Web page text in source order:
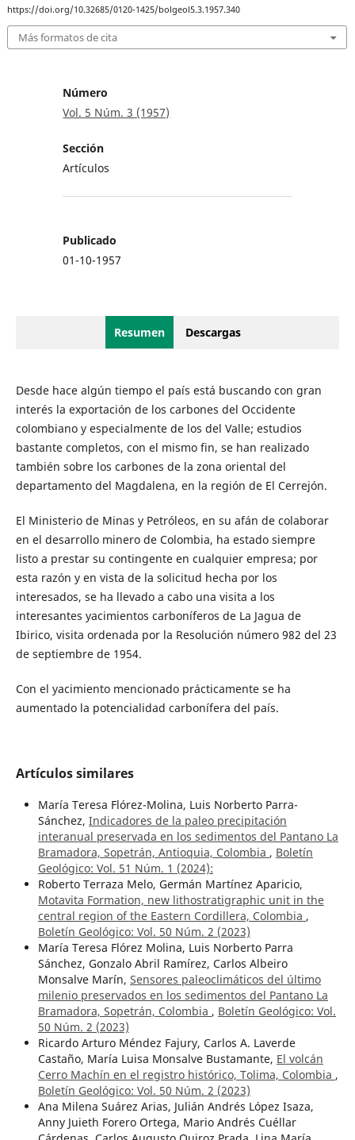
https://doi.org/10.32685/0120-1425/bolgeol5.3.1957.340
Más formatos de cita
Número
Vol. 5 Núm. 3 (1957)
Sección
Artículos
Publicado
01-10-1957
Resumen Descargas
Desde hace algún tiempo el país está buscando con gran
interés la exportación de los carbones del Occidente
colombiano y especialmente de los del Valle; estudios
bastante completos, con el mismo fin, se han realizado
también sobre los carbones de la zona oriental del
departamento del Magdalena, en la región de El Cerrejón.
El Ministerio de Minas y Petróleos, en su afán de colaborar
en el desarrollo minero de Colombia, ha estado siempre
listo a prestar su contingente en cualquier empresa; por
esta razón y en vista de la solicitud hecha por los
interesados, se ha llevado a cabo una visita a los
interesantes yacimientos carboníferos de La Jagua de
Ibirico, visita ordenada por la Resolución número 982 del 23
de septiembre de 1954.
Con el yacimiento mencionado prácticamente se ha
aumentado la potencialidad carbonífera del país.
Artículos similares
María Teresa Flórez-Molina, Luis Norberto Parra-
Sánchez, Indicadores de la paleo precipitación
interanual preservada en los sedimentos del Pantano La
Bramadora, Sopetrán, Antioquia, Colombia , Boletín
Geológico: Vol. 51 Núm. 1 (2024):
Roberto Terraza Melo, Germán Martínez Aparicio,
Motavita Formation, new lithostratigraphic unit in the
central region of the Eastern Cordillera, Colombia ,
Boletín Geológico: Vol. 50 Núm. 2 (2023)
María Teresa Flórez Molina, Luis Norberto Parra
Sánchez, Gonzalo Abril Ramírez, Carlos Albeiro
Monsalve Marín, Sensores paleoclimáticos del último
milenio preservados en los sedimentos del Pantano La
Bramadora, Sopetrán, Colombia , Boletín Geológico: Vol.
50 Núm. 2 (2023)
Ricardo Arturo Méndez Fajury, Carlos A. Laverde
Castaño, María Luisa Monsalve Bustamante, El volcán
Cerro Machín en el registro histórico, Tolima, Colombia ,
Boletín Geológico: Vol. 50 Núm. 2 (2023)
Ana Milena Suárez Arias, Julián Andrés López Isaza,
Anny Juieth Forero Ortega, Mario Andrés Cuéllar